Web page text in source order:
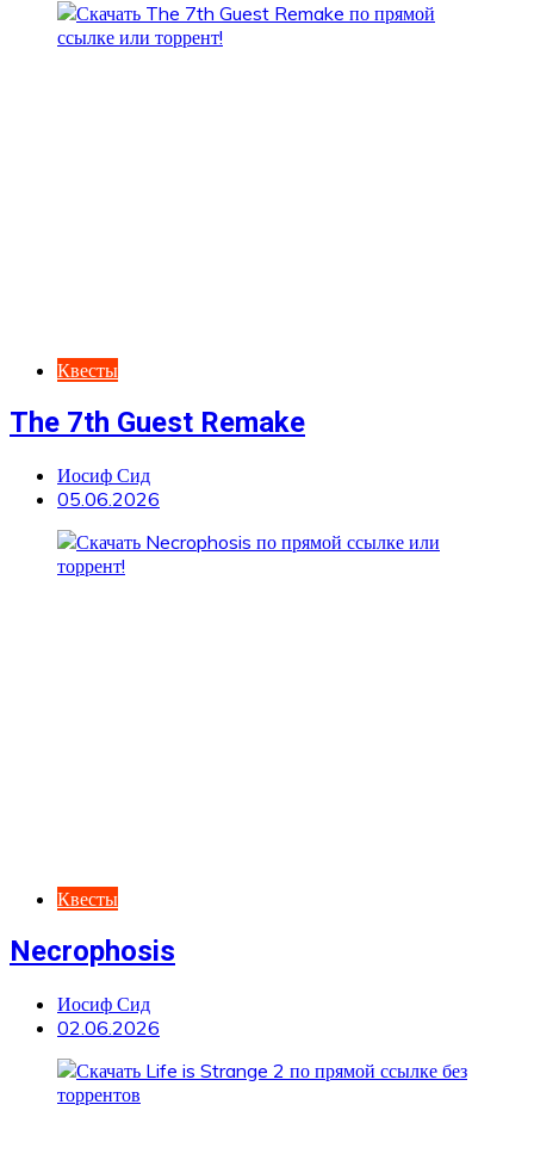
Квесты
The 7th Guest Remake
Иосиф Сид
05.06.2026
Квесты
Necrophosis
Иосиф Сид
02.06.2026